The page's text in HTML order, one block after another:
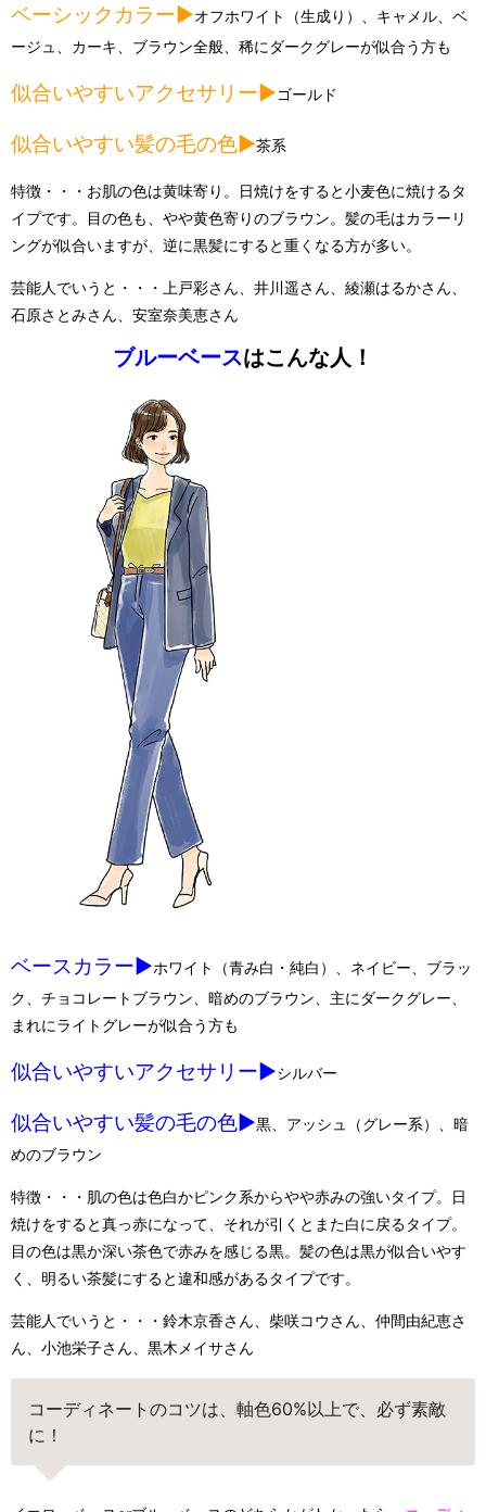
ベーシックカラー▶オフホワイト（生成り︎）、キャメル、ベ
ージュ、カーキ、ブラウン全般、稀にダークグレーが似合う方も
似合いやすいアクセサリー▶︎ゴールド
似合いやすい髪の毛の色▶︎茶系
特徴・・・お肌の色は黄味寄り。日焼けをすると小麦色に焼けるタ
イプです。目の色も、やや黄色寄りのブラウン。髪の毛はカラーリ
ングが似合いますが、逆に黒髪にすると重くなる方が多い。
芸能人でいうと・・・上戸彩さん、井川遥さん、綾瀬はるかさん、
石原さとみさん、安室奈美恵さん
ブルーベースはこんな人！
ベースカラー▶︎ホワイト（青み白・純白）、ネイビー、ブラッ
ク、チョコレートブラウン、暗めのブラウン、主にダークグレー、
まれにライトグレーが似合う方も
似合いやすいアクセサリー▶︎シルバー
似合いやすい髪の毛の色▶︎黒、アッシュ（グレー系）、暗
めのブラウン
特徴・・・肌の色は色白かピンク系からやや赤みの強いタイプ。日
焼けをすると真っ赤になって、それが引くとまた白に戻るタイプ。
目の色は黒か深い茶色で赤みを感じる黒。髪の色は黒が似合いやす
く、明るい茶髪にすると違和感があるタイプです。
芸能人でいうと・・・鈴木京香さん、柴咲コウさん、仲間由紀恵さ
ん、小池栄子さん、黒木メイサさん
コーディネートのコツは、軸色60%以上で、必ず素敵
に！